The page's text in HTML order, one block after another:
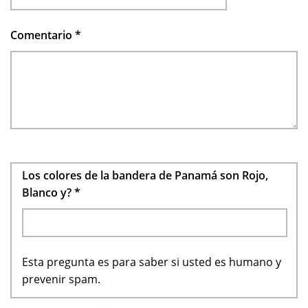
Comentario *
Los colores de la bandera de Panamá son Rojo,
Blanco y?*
Esta pregunta es para saber si usted es humano y
prevenir spam.